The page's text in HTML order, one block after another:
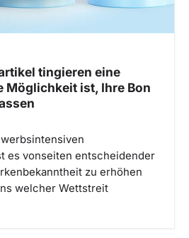
tingieren eine
Möglichkeit ist, Ihre Bon
es vonseiten entscheidender
zu erhöhen
welcher Wettstreit